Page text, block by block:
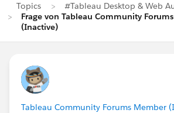
Topics
#Tableau Desktop & Web
Frage von Tableau Community
(Inactive)
Tableau Community Forums Member